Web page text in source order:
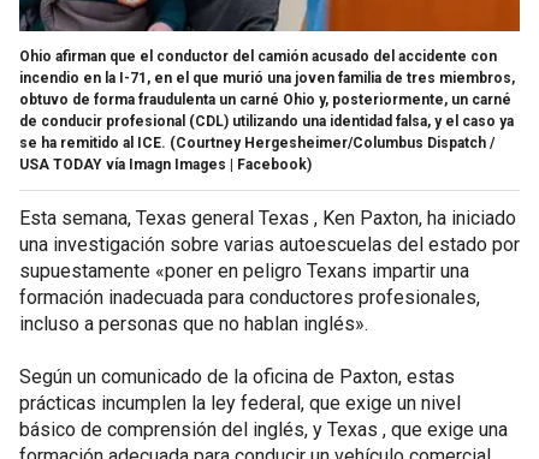
Ohio afirman que el conductor del camión acusado del accidente con
incendio en la I-71, en el que murió una joven familia de tres miembros,
obtuvo de forma fraudulenta un carné Ohio y, posteriormente, un carné
de conducir profesional (CDL) utilizando una identidad falsa, y el caso ya
se ha remitido al ICE. (Courtney Hergesheimer/Columbus Dispatch /
USA TODAY vía Imagn Images | Facebook)
Esta semana, Texas general Texas , Ken Paxton, ha iniciado
una investigación sobre varias autoescuelas del estado por
supuestamente «poner en peligro Texans impartir una
formación inadecuada para conductores profesionales,
incluso a personas que no hablan inglés».
Según un comunicado de la oficina de Paxton, estas
prácticas incumplen la ley federal, que exige un nivel
básico de comprensión del inglés, y Texas , que exige una